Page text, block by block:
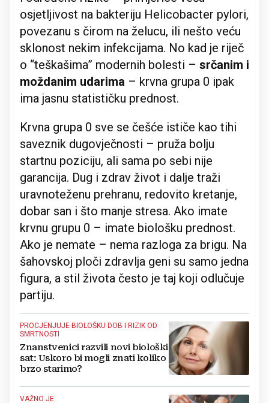
osjetljivost na bakteriju Helicobacter pylori,
povezanu s čirom na želucu, ili nešto veću
sklonost nekim infekcijama. No kad je riječ
o “teškašima” modernih bolesti – srčanim i
moždanim udarima – krvna grupa 0 ipak
ima jasnu statističku prednost.
Krvna grupa 0 sve se češće ističe kao tihi
saveznik dugovječnosti – pruža bolju
startnu poziciju, ali sama po sebi nije
garancija. Dug i zdrav život i dalje traži
uravnoteženu prehranu, redovito kretanje,
dobar san i što manje stresa. Ako imate
krvnu grupu 0 – imate biološku prednost.
Ako je nemate – nema razloga za brigu. Na
šahovskoj ploči zdravlja geni su samo jedna
figura, a stil života često je taj koji odlučuje
partiju.
PROCJENJUJE BIOLOŠKU DOB I RIZIK OD
SMRTNOSTI
Znanstvenici razvili novi biološki
sat: Uskoro bi mogli znati koliko
brzo starimo?
VAŽNO JE